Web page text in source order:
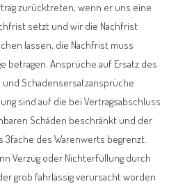
zurücktreten, wenn er uns eine
setzt und wir die Nachfrist
lassen, die Nachfrist muss
betragen. Ansprüche auf Ersatz des
und Schadensersatzansprüche
sind auf die bei Vertragsabschluss
Schäden beschränkt und der
3fache des Warenwerts begrenzt.
Verzug oder Nichterfüllung durch
grob fahrlässig verursacht worden